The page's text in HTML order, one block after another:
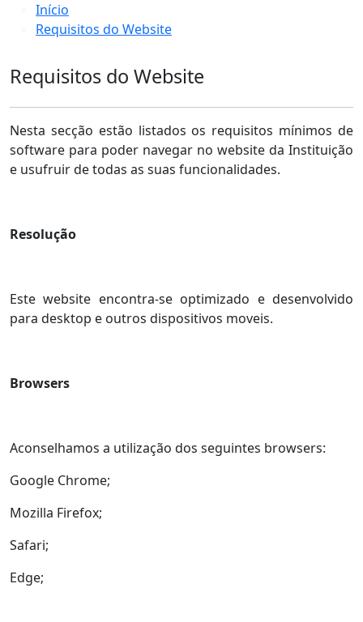
Início
Requisitos do Website
Requisitos do Website
Nesta secção estão listados os requisitos mínimos de
software para poder navegar no website da Instituição
e usufruir de todas as suas funcionalidades.
Resolução
Este website encontra-se optimizado e desenvolvido
para desktop e outros dispositivos moveis.
Browsers
Aconselhamos a utilização dos seguintes browsers:
Google Chrome;
Mozilla Firefox;
Safari;
Edge;